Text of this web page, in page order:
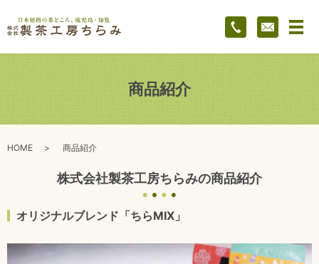
メ
商品紹介
HOME 商品紹介
株式会社製茶工房ちらみの商品紹介
オリジナルブレンド「ちらMIX」